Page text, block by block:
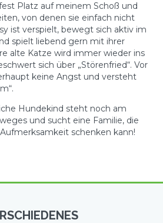
Platz auf meinem Schoß und
von denen sie einfach nicht
ist verspielt, bewegt sich aktiv im
spielt liebend gern mit ihrer
alte Katze wird immer wieder ins
sich über „Störenfried“. Vor
keine Angst und versteht
Hundekind steht noch am
und sucht eine Familie, die
schenken kann!